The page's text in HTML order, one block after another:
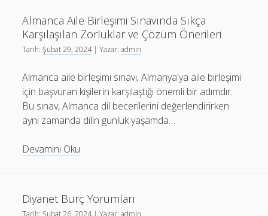
Almanca Aile Birleşimi Sınavında Sıkça
Karşılaşılan Zorluklar ve Çözüm Önerileri
Tarih:Şubat 29, 2024| Yazar:admin
Almanca aile birleşimi sınavı, Almanya'ya aile birleşimi
için başvuran kişilerin karşılaştığı önemli bir adımdır.
Bu sınav, Almanca dil becerilerini değerlendirirken
aynı zamanda dilin günlük yaşamda…
Devamını Oku
Sıkça
Diyanet Burç Yorumları
Tarih:Şubat 26, 2024| Yazar:admin